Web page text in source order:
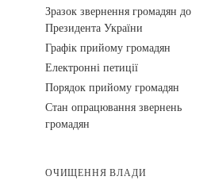
Зразок звернення громадян до
Президента України
Графік прийому громадян
Електронні петиції
Порядок прийому громадян
Стан опрацювання звернень
громадян
ОЧИЩЕННЯ ВЛАДИ